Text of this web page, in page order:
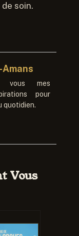
soin.
vous mes
pour
quotidien.
Vous